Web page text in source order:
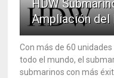
HDW
Ampliación del
Con más de 60
todo el mundo, el
submarinos con más